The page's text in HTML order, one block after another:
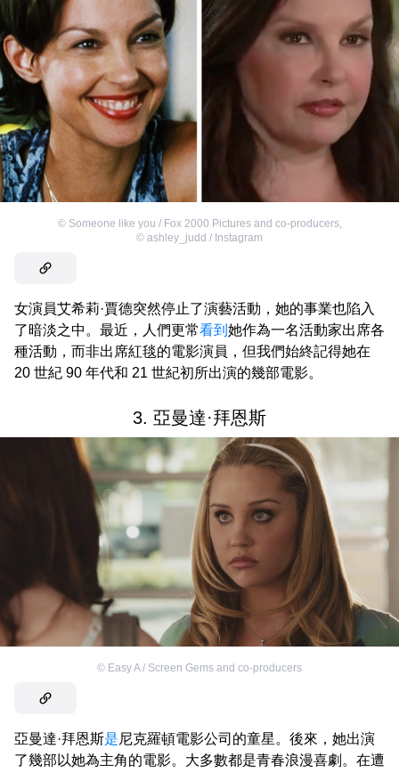
© Someone like you / Fox 2000 Pictures and co-producers,
© ashley_judd / Instagram
女演員艾希莉·賈德突然停止了演藝活動，她的事業也陷入
了暗淡之中。最近，人們更常看到 她作為一名活動家出席各
種活動，而非出席紅毯的電影演員，但我們始終記得她在
20 世紀 90 年代和 21 世紀初所出演的幾部電影。
3. 亞曼達·拜恩斯
© Easy A / Screen Gems and co-producers
亞曼達·拜恩斯是尼克羅頓電影公司的童星。後來，她出演
了幾部以她為主角的電影。大多數都是青春浪漫喜劇。在遭